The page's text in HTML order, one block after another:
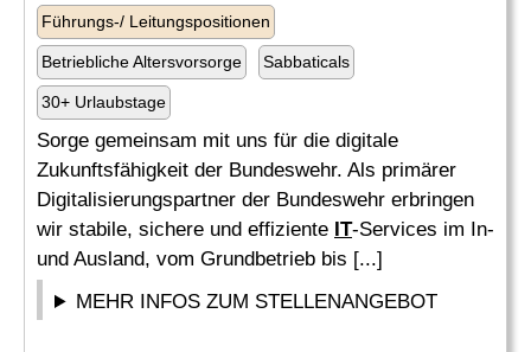
Führungs-/ Leitungspositionen
Betriebliche Altersvorsorge Sabbaticals
30+ Urlaubstage
Sorge gemeinsam mit uns für die digitale
Zukunftsfähigkeit der Bundeswehr. Als primärer
Digitalisierungspartner der Bundeswehr erbringen
wir stabile, sichere und effiziente IT-Services im In-
und Ausland, vom Grundbetrieb bis [...]
MEHR INFOS ZUM STELLENANGEBOT